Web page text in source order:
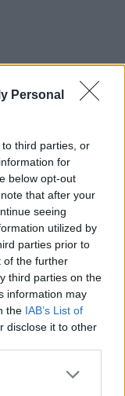
Personal
third parties, or
for
below opt-out
that after your
seeing
utilized by
parties prior to
of the further
third parties on the
information may
the IAB’s List of
disclose it to other